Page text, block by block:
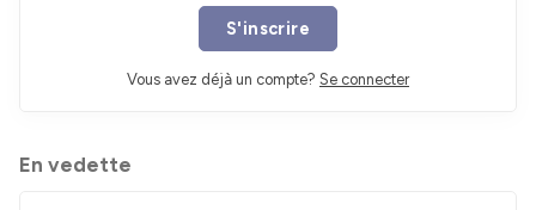
S'inscrire
Vous avez déjà un compte? Se connecter
En vedette